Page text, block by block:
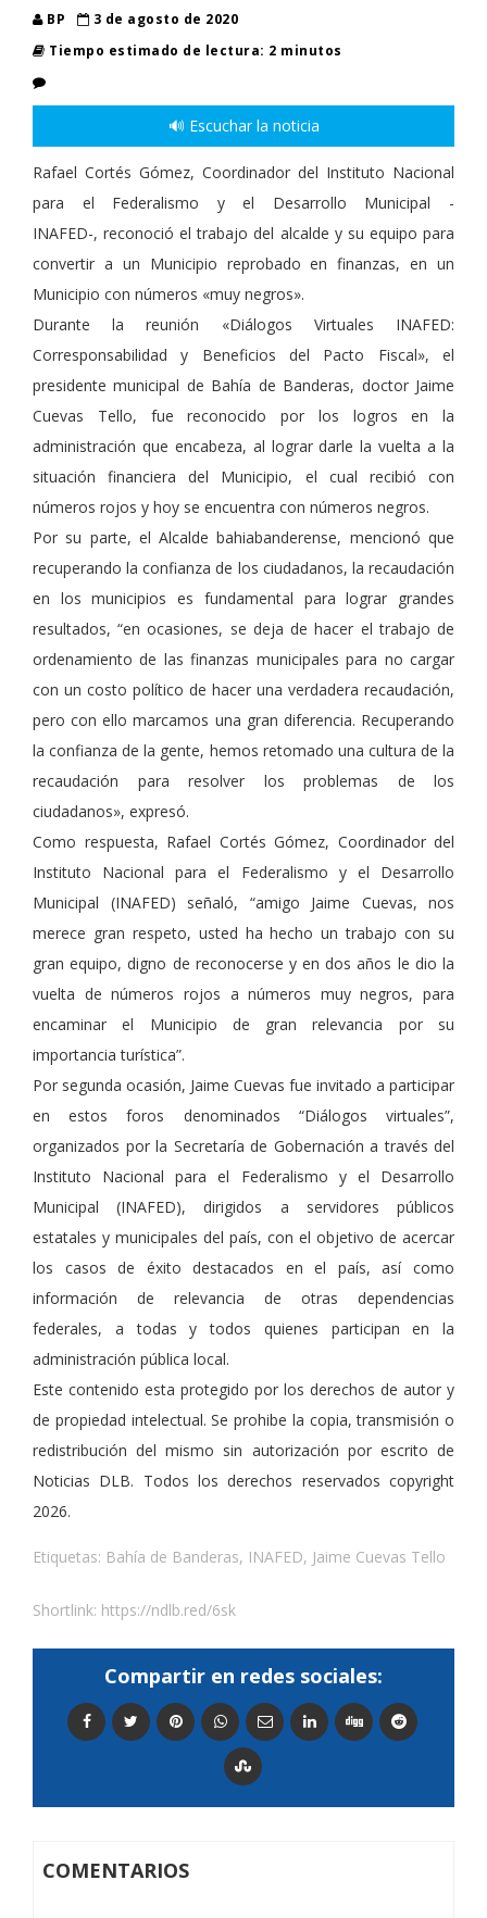
BP
3 de agosto de 2020
Tiempo estimado de lectura: 2 minutos
🔊 Escuchar la noticia
Rafael Cortés Gómez, Coordinador del Instituto Nacional
para el Federalismo y el Desarrollo Municipal -
INAFED-, reconoció el trabajo del alcalde y su equipo para
convertir a un Municipio reprobado en finanzas, en un
Municipio con números «muy negros».
Durante la reunión «Diálogos Virtuales INAFED:
Corresponsabilidad y Beneficios del Pacto Fiscal», el
presidente municipal de Bahía de Banderas, doctor Jaime
Cuevas Tello, fue reconocido por los logros en la
administración que encabeza, al lograr darle la vuelta a la
situación financiera del Municipio, el cual recibió con
números rojos y hoy se encuentra con números negros.
Por su parte, el Alcalde bahiabanderense, mencionó que
recuperando la confianza de los ciudadanos, la recaudación
en los municipios es fundamental para lograr grandes
resultados, “en ocasiones, se deja de hacer el trabajo de
ordenamiento de las finanzas municipales para no cargar
con un costo político de hacer una verdadera recaudación,
pero con ello marcamos una gran diferencia. Recuperando
la confianza de la gente, hemos retomado una cultura de la
recaudación para resolver los problemas de los
ciudadanos», expresó.
Como respuesta, Rafael Cortés Gómez, Coordinador del
Instituto Nacional para el Federalismo y el Desarrollo
Municipal (INAFED) señaló, “amigo Jaime Cuevas, nos
merece gran respeto, usted ha hecho un trabajo con su
gran equipo, digno de reconocerse y en dos años le dio la
vuelta de números rojos a números muy negros, para
encaminar el Municipio de gran relevancia por su
importancia turística”.
Por segunda ocasión, Jaime Cuevas fue invitado a participar
en estos foros denominados “Diálogos virtuales”,
organizados por la Secretaría de Gobernación a través del
Instituto Nacional para el Federalismo y el Desarrollo
Municipal (INAFED), dirigidos a servidores públicos
estatales y municipales del país, con el objetivo de acercar
los casos de éxito destacados en el país, así como
información de relevancia de otras dependencias
federales, a todas y todos quienes participan en la
administración pública local.
Este contenido esta protegido por los derechos de autor y
de propiedad intelectual. Se prohibe la copia, transmisión o
redistribución del mismo sin autorización por escrito de
Noticias DLB. Todos los derechos reservados copyright
2026.
Etiquetas: Bahía de Banderas, INAFED, Jaime Cuevas Tello
Shortlink: https://ndlb.red/6sk
Compartir en redes sociales:
COMENTARIOS